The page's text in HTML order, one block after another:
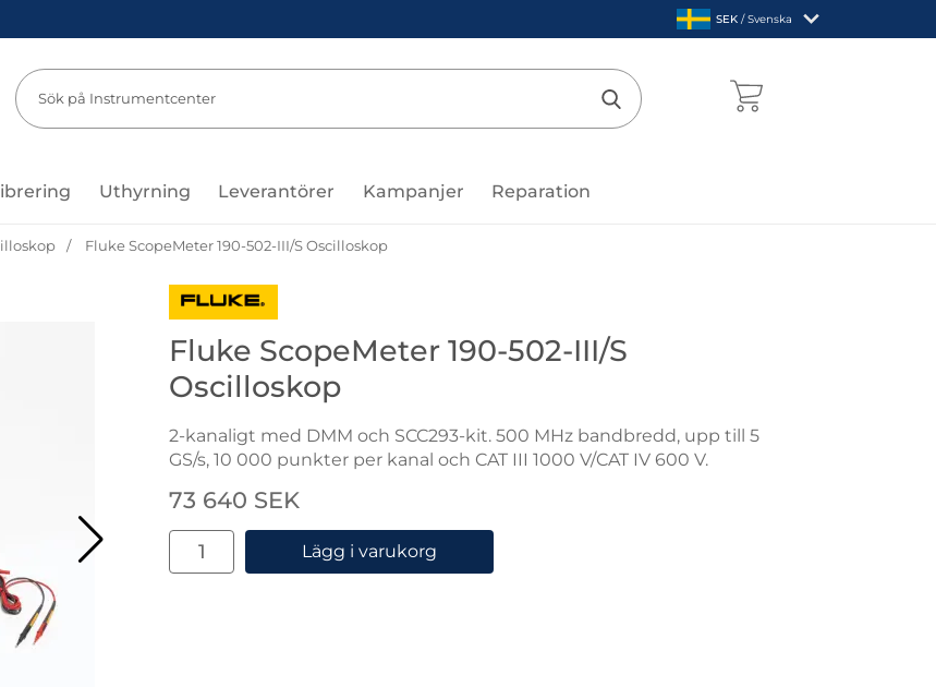
Sverige
,SEK / Svenska
Sök
Genomför sökning
Uthyrning Leverantörer Kampanjer Reparation
Fluke ScopeMeter 190-502-III/S Oscilloskop
Gå till varumärkessidan för Fluke
Fluke ScopeMeter 190-502-III/S
Oscilloskop
2-kanaligt med DMM och SCC293-kit. 500 MHz bandbredd, upp till 5
GS/s, 10 000 punkter per kanal och CAT III 1000 V/CAT IV 600 V.
Handla denna produkt Fluke ScopeMeter 190-502-III/S Oscilloskop
pris
73 640 SEK
antal
Lägg i varukorg